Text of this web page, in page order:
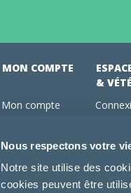
Nous respectons votre
Notre site utilise des
cookies peuvent être
MON COMPTE
Mon compte
Mes abonnements
Conseils vétos
FAQ
&